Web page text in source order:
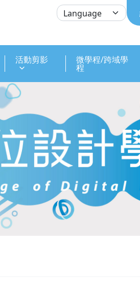
活動剪影 微學程/跨域學
程